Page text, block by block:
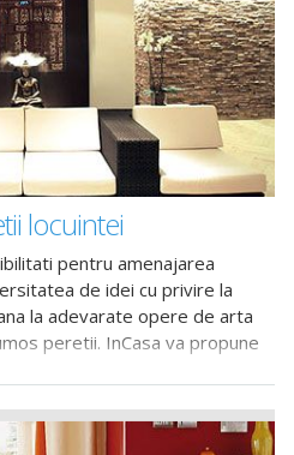
locuintei
pentru amenajarea
de idei cu privire la
la adevarate opere de arta
peretii. InCasa va propune